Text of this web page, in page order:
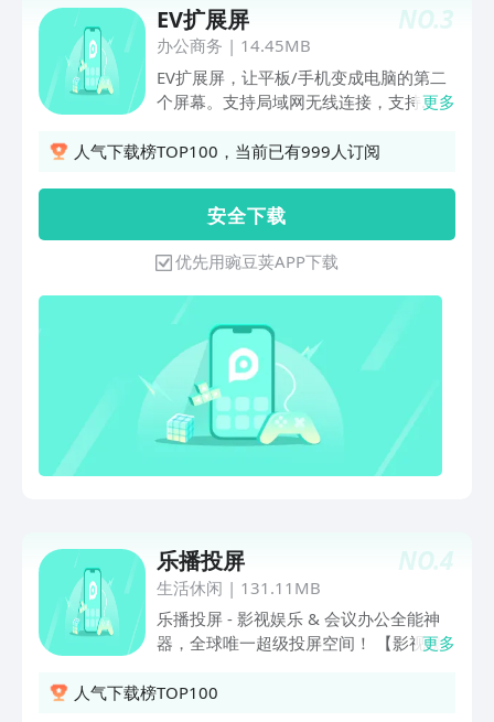
进行通话和交谈，从而节省了发短信的时
间手势教程在共享屏幕上点击或滑动，手
势教程将会显示在对方移动设备的屏幕画
面上，通过手势教程轻松解决问题。语音
留言和文字：如果您所在的环境不方便语
音通话沟通，您也可以通过发送文本、图
片和语音消息进行交流【远程控制】
AirMirror帮您实现手机远程控制手机*此
功能需要在另一端安装AirDroid，并使用
相同的电子邮件账户登录。 功能特性：
远程控制支持远程控制其他手机/平板电
进行远程操作*如果被控设备未root，需
要事先通过AirDroid 客户端进行“免
root”设置。远程相机远程启动安卓设备
摄像头，随意切换前后摄像头，手机不在
身边也能360度实时监控手机周围环境，
收听设备周围的声音。闲置安卓设备从此
变成移动摄像头。 屏幕镜像通过安卓手
机实时查看另一台设备屏幕画面，收听设
NO.3
EV扩展屏
办公商务 | 14.45MB
EV扩展屏，让平板/手机变成电脑的第二
个屏幕。支持局域网无线连接，支持
屏或镜像屏模式，双屏协作，玩法多样。
清副屏。
更多
人气下载榜TOP100，当前已有999人订阅
安 全 下 载
优先用豌豆荚APP下载
NO.4
乐播投屏
生活休闲 | 131.11MB
乐播投屏 - 影视娱乐 & 会议办公全能神
器，全球唯一超级投屏空间！ 【影视娱
验！ 上万部免费短剧随心看！ 热门影
更多
人气下载榜TOP100